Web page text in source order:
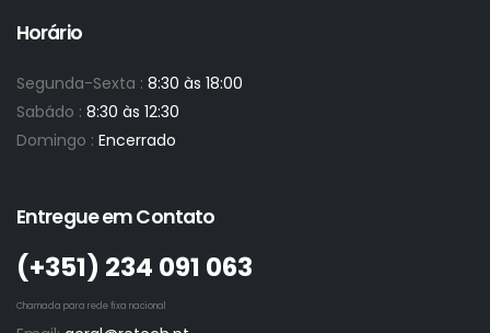
Horário
Segunda-Sexta : 8:30 às 18:00
Sabádo : 8:30 às 12:30
Domingo : Encerrado
Entregue em Contato
(+351)­ 234 091 063
Chamada para rede fixa nacional